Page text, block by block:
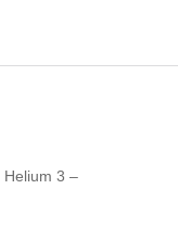
Helium 3 ‎–